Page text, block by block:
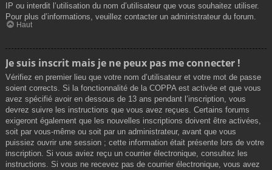
IP ou interdit l’utilisation du nom d’utilisateur que vous souhaitez utiliser.
Pour plus d’informations, veuillez contacter un administrateur du forum.
Haut
Je suis inscrit mais je ne peux pas me connecter !
Vérifiez en premier lieu que votre nom d’utilisateur et votre mot de passe
soient corrects. Si la fonctionnalité de la COPPA est activée et que vous
avez spécifié avoir en dessous de 13 ans pendant l’inscription, vous
devrez suivre les instructions que vous avez reçues. Certains forums
exigeront également que les nouvelles inscriptions doivent être activées,
soit par vous-même ou soit par un administrateur, avant que vous
puissiez ouvrir une session ; cette information était présente lors de votre
inscription. Si vous aviez reçu un courrier électronique, consultez les
instructions. Si vous ne recevez pas de courrier électronique, vous avez